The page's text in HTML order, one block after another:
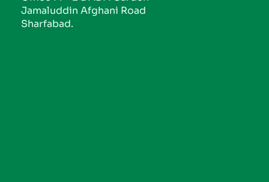
Jamaluddin Afghani Road
Sharfabad.